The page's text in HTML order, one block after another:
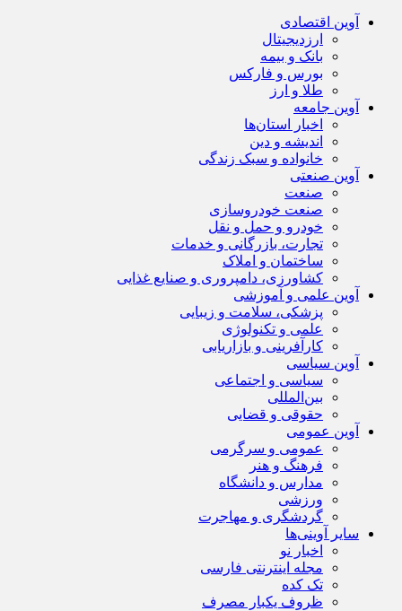
آوین اقتصادی
ارزدیجیتال
بانک و بیمه
بورس و فارکس
طلا و ارز
آوین جامعه
اخبار استان‌ها
اندیشه و دین
خانواده و سبک زندگی
آوین صنعتی
صنعت
صنعت خودروسازی
خودرو و حمل و نقل
تجارت، بازرگانی و خدمات
ساختمان و املاک
کشاورزی، دامپروری و صنایع غذایی
آوین علمی و آموزشی
پزشکی، سلامت و زیبایی
علمی و تکنولوژی
کارآفرینی و بازاریابی
آوین سیاسی
سیاسی و اجتماعی
بین‌المللی
حقوقی و قضایی
آوین عمومی
عمومی و سرگرمی
فرهنگ و هنر
مدارس و دانشگاه
ورزشی
گردشگری و مهاجرت
سایر آوینی‌ها
اخبار نو
مجله اینترنتی فارسی
تک کده
ظروف یکبار مصرف